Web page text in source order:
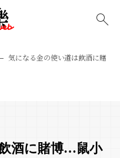
気になる金の使い道は飲酒に賭
酒に賭博…鼠小